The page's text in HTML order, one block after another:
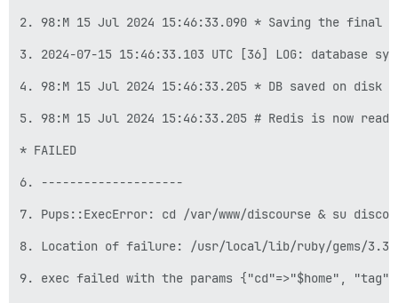
2. 98:M 15 Jul 2024 15:46:33.090 * Saving the final
3. 2024-07-15 15:46:33.103 UTC [36] LOG: database
4. 98:M 15 Jul 2024 15:46:33.205 * DB saved on disk
5. 98:M 15 Jul 2024 15:46:33.205 # Redis is now
* FAILED
6. --------------------
7. Pups::ExecError: cd /var/www/discourse & su
8. Location of failure: /usr/local/lib/ruby/gems/3.3.0/
9. exec failed with the params {"cd"=>"$home",